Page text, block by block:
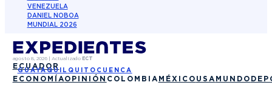
VENEZUELA
DANIEL NOBOA
MUNDIAL 2026
agosto 8, 2026| Actualizado ECT
ECUADOR
GUAYAQUIL QUITO CUENCA
ECONOMÍAOPINIÓN COLOMBIA MÉXICO USA MUNDO